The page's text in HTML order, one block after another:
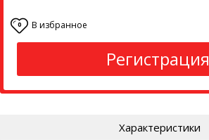
0 В избранное
Регистрация
Характеристики